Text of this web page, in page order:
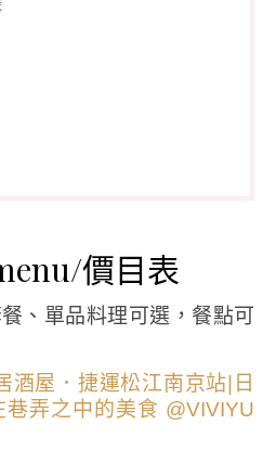
價目表
、單品料理可選，餐點可